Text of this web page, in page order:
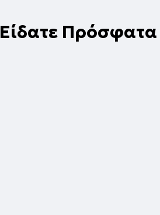
Είδατε Πρόσφατα